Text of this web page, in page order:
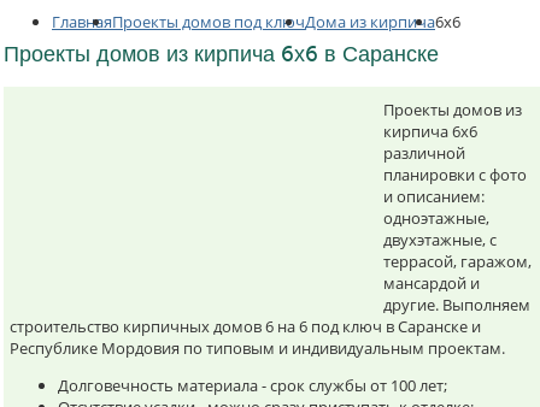
ГлавнаяПроекты домов под ключДома из кирпича6x6
Проекты домов из кирпича 6х6 в Саранске
Проекты домов из
кирпича 6х6
различной
планировки с фото
и описанием:
одноэтажные,
двухэтажные, с
террасой, гаражом,
мансардой и
другие. Выполняем
строительство кирпичных домов 6 на 6 под ключ в Саранске и
Республике Мордовия по типовым и индивидуальным проектам.
Долговечность материала - срок службы от 100 лет;